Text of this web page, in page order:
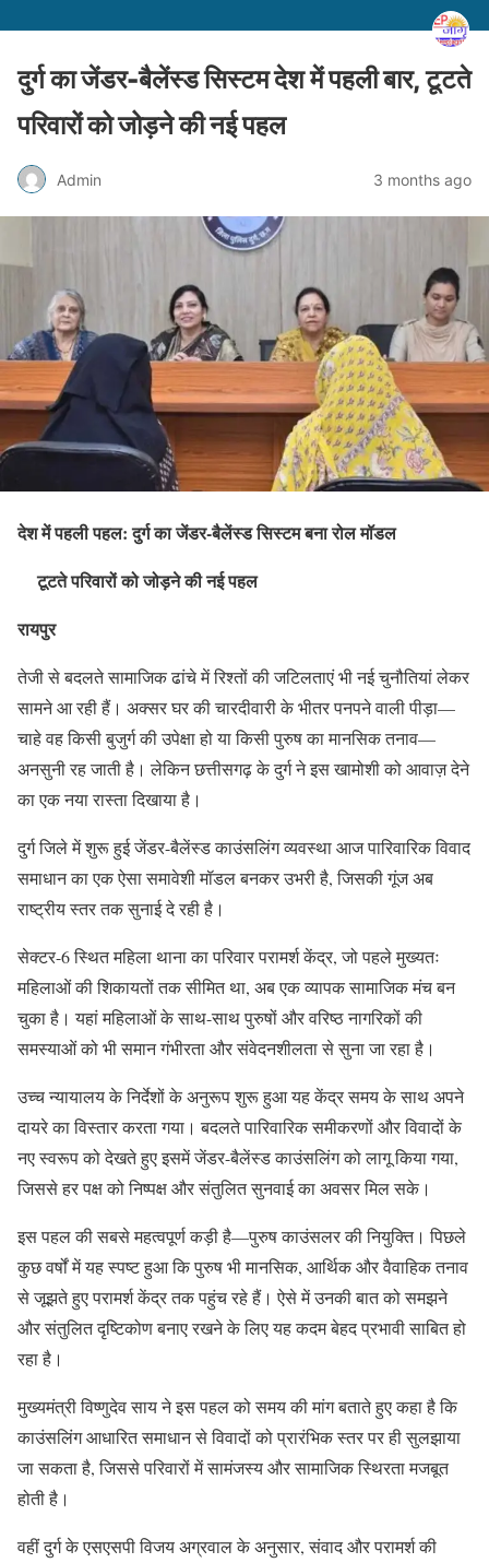
दुर्ग का जेंडर-बैलेंस्ड सिस्टम देश में पहली बार, टूटते
परिवारों को जोड़ने की नई पहल
Admin 3 months ago
देश में पहली पहल: दुर्ग का जेंडर-बैलेंस्ड सिस्टम बना रोल मॉडल
टूटते परिवारों को जोड़ने की नई पहल
रायपुर
तेजी से बदलते सामाजिक ढांचे में रिश्तों की जटिलताएं भी नई चुनौतियां लेकर
सामने आ रही हैं। अक्सर घर की चारदीवारी के भीतर पनपने वाली पीड़ा—
चाहे वह किसी बुजुर्ग की उपेक्षा हो या किसी पुरुष का मानसिक तनाव—
अनसुनी रह जाती है। लेकिन छत्तीसगढ़ के दुर्ग ने इस खामोशी को आवाज़ देने
का एक नया रास्ता दिखाया है।
दुर्ग जिले में शुरू हुई जेंडर-बैलेंस्ड काउंसलिंग व्यवस्था आज पारिवारिक विवाद
समाधान का एक ऐसा समावेशी मॉडल बनकर उभरी है, जिसकी गूंज अब
राष्ट्रीय स्तर तक सुनाई दे रही है।
सेक्टर-6 स्थित महिला थाना का परिवार परामर्श केंद्र, जो पहले मुख्यतः
महिलाओं की शिकायतों तक सीमित था, अब एक व्यापक सामाजिक मंच बन
चुका है। यहां महिलाओं के साथ-साथ पुरुषों और वरिष्ठ नागरिकों की
समस्याओं को भी समान गंभीरता और संवेदनशीलता से सुना जा रहा है।
उच्च न्यायालय के निर्देशों के अनुरूप शुरू हुआ यह केंद्र समय के साथ अपने
दायरे का विस्तार करता गया। बदलते पारिवारिक समीकरणों और विवादों के
नए स्वरूप को देखते हुए इसमें जेंडर-बैलेंस्ड काउंसलिंग को लागू किया गया,
जिससे हर पक्ष को निष्पक्ष और संतुलित सुनवाई का अवसर मिल सके।
इस पहल की सबसे महत्वपूर्ण कड़ी है—पुरुष काउंसलर की नियुक्ति। पिछले
कुछ वर्षों में यह स्पष्ट हुआ कि पुरुष भी मानसिक, आर्थिक और वैवाहिक तनाव
से जूझते हुए परामर्श केंद्र तक पहुंच रहे हैं। ऐसे में उनकी बात को समझने
और संतुलित दृष्टिकोण बनाए रखने के लिए यह कदम बेहद प्रभावी साबित हो
रहा है।
मुख्यमंत्री विष्णुदेव साय ने इस पहल को समय की मांग बताते हुए कहा है कि
काउंसलिंग आधारित समाधान से विवादों को प्रारंभिक स्तर पर ही सुलझाया
जा सकता है, जिससे परिवारों में सामंजस्य और सामाजिक स्थिरता मजबूत
होती है।
वहीं दुर्ग के एसएसपी विजय अग्रवाल के अनुसार, संवाद और परामर्श की